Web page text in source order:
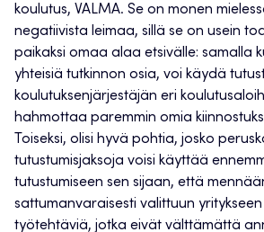
koulutus, VALMA. Se on monen
negatiivista leimaa, sillä se on usein
paikaksi omaa alaa etsivälle: samalla
yhteisiä tutkinnon osia, voi käydä
koulutuksenjärjestäjän eri
hahmottaa paremmin omia
Toiseksi, olisi hyvä pohtia, josko
tutustumisjaksoja voisi käyttää
tutustumiseen sen sijaan, että
sattumanvaraisesti valittuun
työtehtäviä, jotka eivät välttämättä